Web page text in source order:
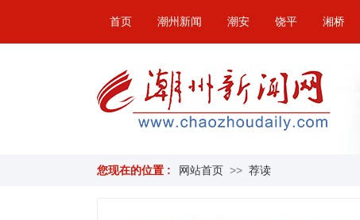
首页 潮州新闻 潮安 饶平 湘桥
您现在的位置 : 网站首页 >> 荐读